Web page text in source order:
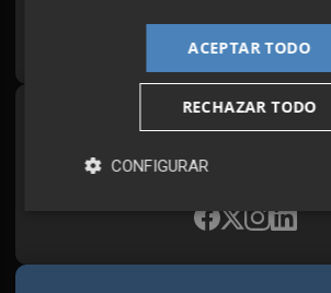
Síguenos en
Plaza Podcast, desde
ACEPTAR TODO
RECHAZAR TODO
CONFIGURAR